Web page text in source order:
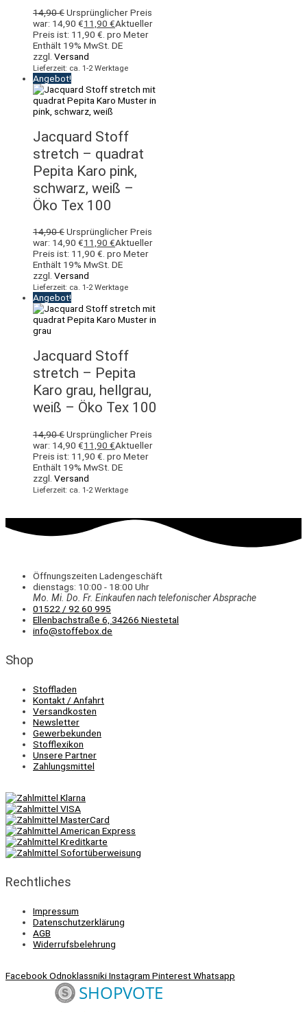
14,90€Ursprünglicher Preis
war: 14,90 €11,90 €Aktueller
Preis ist: 11,90 €. pro Meter
Enthält 19% MwSt. DE
zzgl. Versand
Lieferzeit: ca. 1-2 Werktage
Angebot!
Jacquard Stoff
stretch – quadrat
Pepita Karo pink,
schwarz, weiß –
Öko Tex 100
14,90€Ursprünglicher Preis
war: 14,90 €11,90 €Aktueller
Preis ist: 11,90 €. pro Meter
Enthält 19% MwSt. DE
zzgl. Versand
Lieferzeit: ca. 1-2 Werktage
Angebot!
Jacquard Stoff
stretch – Pepita
Karo grau, hellgrau,
weiß – Öko Tex 100
14,90€Ursprünglicher Preis
war: 14,90 €11,90 €Aktueller
Preis ist: 11,90 €. pro Meter
Enthält 19% MwSt. DE
zzgl. Versand
Lieferzeit: ca. 1-2 Werktage
Öffnungszeiten Ladengeschäft
dienstags: 10:00 - 18:00 Uhr
Mo. Mi. Do. Fr. Einkaufennach telefonischer Absprache
01522 / 92 60 995
Ellenbachstraße 6, 34266 Niestetal
info@stoffebox.de
Shop
Stoffladen
Kontakt / Anfahrt
Versandkosten
Newsletter
Gewerbekunden
Stofflexikon
Unsere Partner
Zahlungsmittel
Rechtliches
Impressum
Datenschutzerklärung
AGB
Widerrufsbelehrung
FacebookOdnoklassnikiInstagram PinterestWhatsapp